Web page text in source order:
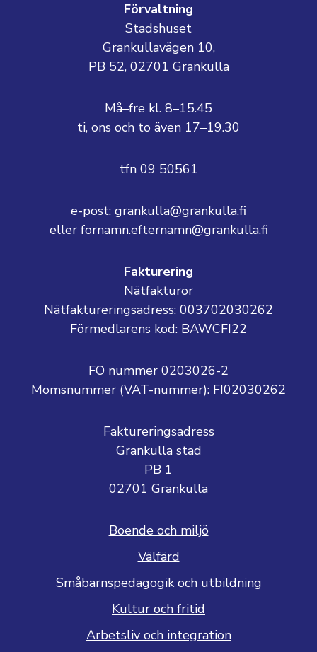
Förvaltning
Stadshuset
Grankullavägen 10,
PB 52, 02701 Grankulla
Må–fre kl. 8–15.45
ti, ons och to även 17–19.30
tfn 09 50561
e-post: grankulla@grankulla.fi
eller fornamn.efternamn@grankulla.fi
Fakturering
Nätfakturor
Nätfaktureringsadress: 003702030262
Förmedlarens kod: BAWCFI22
FO nummer 0203026-2
Momsnummer (VAT-nummer): FI02030262
Faktureringsadress
Grankulla stad
PB 1
02701 Grankulla
Boende och miljö
Välfärd
Småbarnspedagogik och utbildning
Kultur och fritid
Arbetsliv och integration